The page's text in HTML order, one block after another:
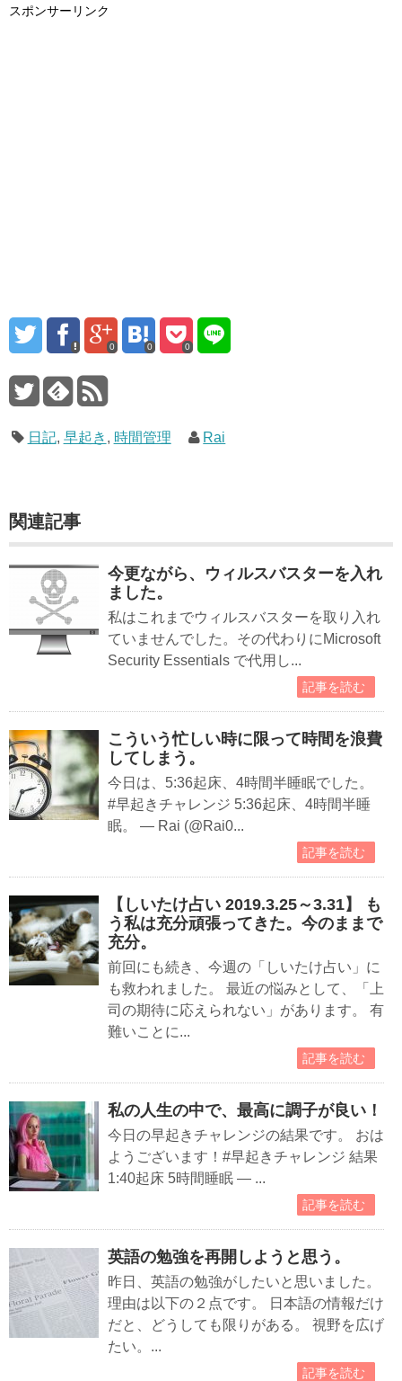
スポンサーリンク
0 0 0
日記, 早起き , 時間管理 Rai
関連記事
今更ながら、ウィルスバスターを入れ
ました。
私はこれまでウィルスバスターを取り入れ
ていませんでした。その代わりにMicrosoft
Security Essentials で代用し...
記事を読む
こういう忙しい時に限って時間を浪費
してしまう。
今日は、5:36起床、4時間半睡眠でした。
#早起きチャレンジ 5:36起床、4時間半睡
眠。 — Rai (@Rai0...
記事を読む
【しいたけ占い 2019.3.25～3.31】 も
う私は充分頑張ってきた。今のままで
充分。
前回にも続き、今週の「しいたけ占い」に
も救われました。 最近の悩みとして、「上
司の期待に応えられない」があります。 有
難いことに...
記事を読む
私の人生の中で、最高に調子が良い！
今日の早起きチャレンジの結果です。 おは
ようございます！#早起きチャレンジ 結果
1:40起床 5時間睡眠 — ...
記事を読む
英語の勉強を再開しようと思う。
昨日、英語の勉強がしたいと思いました。
理由は以下の２点です。 日本語の情報だけ
だと、どうしても限りがある。 視野を広げ
たい。...
記事を読む